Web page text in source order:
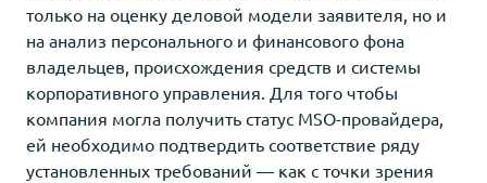
только на оценку деловой модели заявителя, но и
на анализ персонального и финансового фона
владельцев, происхождения средств и системы
корпоративного управления. Для того чтобы
компания могла получить статус MSO-провайдера,
ей необходимо подтвердить соответствие ряду
установленных требований — как с точки зрения